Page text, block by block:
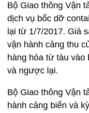
Bộ Giao thông Vận
dịch vụ bốc dỡ
lại từ 1/7/2017. Giá
vận hành cảng thu
hàng hóa từ tàu vào
và ngược lại.
Bộ Giao thông Vận
hành cảng biển và